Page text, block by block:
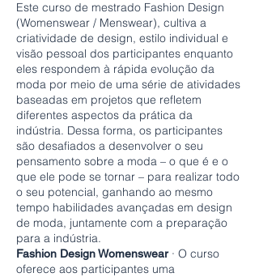
Este curso de mestrado Fashion Design
(Womenswear / Menswear), cultiva a
criatividade de design, estilo individual e
visão pessoal dos participantes enquanto
eles respondem à rápida evolução da
moda por meio de uma série de atividades
baseadas em projetos que refletem
diferentes aspectos da prática da
indústria. Dessa forma, os participantes
são desafiados a desenvolver o seu
pensamento sobre a moda – o que é e o
que ele pode se tornar – para realizar todo
o seu potencial, ganhando ao mesmo
tempo habilidades avançadas em design
de moda, juntamente com a preparação
para a indústria.
Fashion Design Womenswear· O curso
oferece aos participantes uma